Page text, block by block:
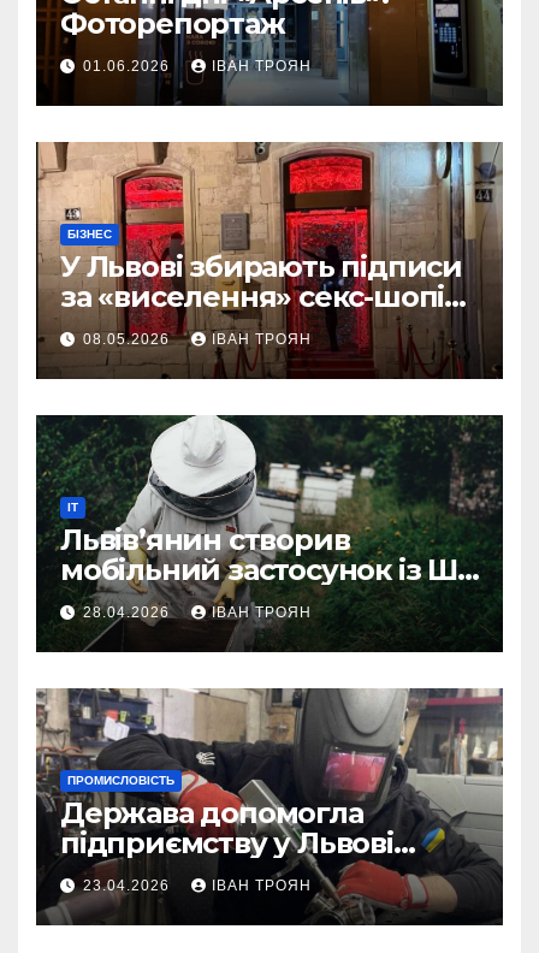
Фоторепортаж
01.06.2026 ІВАН ТРОЯН
БІЗНЕС
У Львові збирають підписи
за «виселення» секс-шопів
із центру міста
08.05.2026 ІВАН ТРОЯН
IT
Львів’янин створив
мобільний застосунок із ШІ-
асистентом для бджолярів
28.04.2026 ІВАН ТРОЯН
ПРОМИСЛОВІСТЬ
Держава допомогла
підприємству у Львові
відновити виробничі
потужності після атаки
російського БПЛА
23.04.2026 ІВАН ТРОЯН